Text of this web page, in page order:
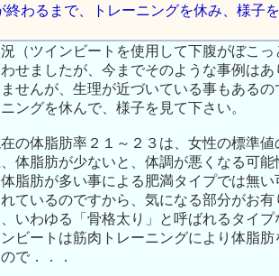
終わるまで、トレーニングを休み、様子
（ツインビートを使用して下腹がぼこ
せましたが、今までそのような事例は
せんが、生理が近づいている事もある
ングを休んで、様子を見て下さい。
の体脂肪率２１～２３は、女性の標準
体脂肪が少ないと、体調が悪くなる可
脂肪が多い事による肥満タイプでは無
ているのですから、気になる部分がお
いわゆる「骨格太り」と呼ばれるタイ
ビートは筋肉トレーニングにより体脂
で．．．